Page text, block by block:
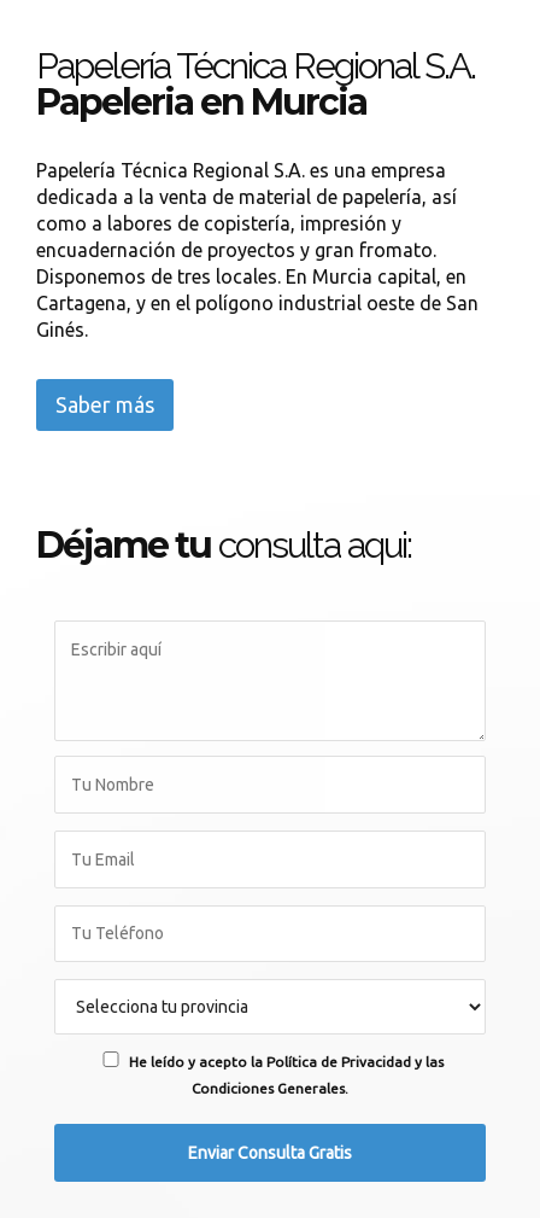
Papelería Técnica Regional S.A.
Papeleria en Murcia
Papelería Técnica Regional S.A. es una empresa
dedicada a la venta de material de papelería, así
como a labores de copistería, impresión y
encuadernación de proyectos y gran fromato.
Disponemos de tres locales. En Murcia capital, en
Cartagena, y en el polígono industrial oeste de San
Ginés.
Saber más
Déjame tu consulta aqui:
He leído y acepto la Política de Privacidad y las
Condiciones Generales.